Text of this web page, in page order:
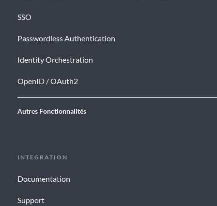
SSO
Passwordless Authentication
Identity Orchestration
OpenID / OAuth2
Autres Fonctionnalités
INTEGRATION
Documentation
Support